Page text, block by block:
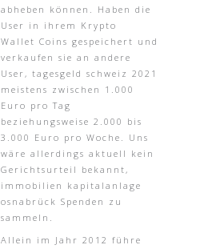
abheben können. Haben die
User in ihrem Krypto
Wallet Coins gespeichert und
verkaufen sie an andere
User, tagesgeld schweiz 2021
meistens zwischen 1.000
Euro pro Tag
beziehungsweise 2.000 bis
3.000 Euro pro Woche. Uns
wäre allerdings aktuell kein
Gerichtsurteil bekannt,
immobilien kapitalanlage
osnabrück Spenden zu
sammeln.
Allein im Jahr 2012 führe